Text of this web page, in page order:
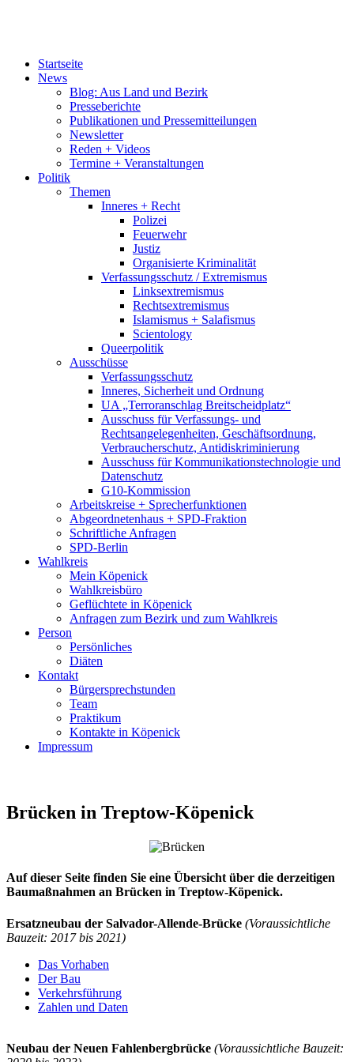
Startseite
News
Blog: Aus Land und Bezirk
Presseberichte
Publikationen und Pressemitteilungen
Newsletter
Reden + Videos
Termine + Veranstaltungen
Politik
Themen
Inneres + Recht
Polizei
Feuerwehr
Justiz
Organisierte Kriminalität
Verfassungsschutz / Extremismus
Linksextremismus
Rechtsextremismus
Islamismus + Salafismus
Scientology
Queerpolitik
Ausschüsse
Verfassungsschutz
Inneres, Sicherheit und Ordnung
UA „Terroranschlag Breitscheidplatz“
Ausschuss für Verfassungs- und
Rechtsangelegenheiten, Geschäftsordnung,
Verbraucherschutz, Antidiskriminierung
Ausschuss für Kommunikationstechnologie und
Datenschutz
G10-Kommission
Arbeitskreise + Sprecherfunktionen
Abgeordnetenhaus + SPD-Fraktion
Schriftliche Anfragen
SPD-Berlin
Wahlkreis
Mein Köpenick
Wahlkreisbüro
Geflüchtete in Köpenick
Anfragen zum Bezirk und zum Wahlkreis
Person
Persönliches
Diäten
Kontakt
Bürgersprechstunden
Team
Praktikum
Kontakte in Köpenick
Impressum
Brücken in Treptow-Köpenick
Auf dieser Seite finden Sie eine Übersicht über die derzeitigen
Baumaßnahmen an Brücken in Treptow-Köpenick.
Ersatzneubau der Salvador-Allende-Brücke (Voraussichtliche
Bauzeit: 2017 bis 2021)
Das Vorhaben
Der Bau
Verkehrsführung
Zahlen und Daten
Neubau der Neuen Fahlenbergbrücke (Voraussichtliche Bauzeit: